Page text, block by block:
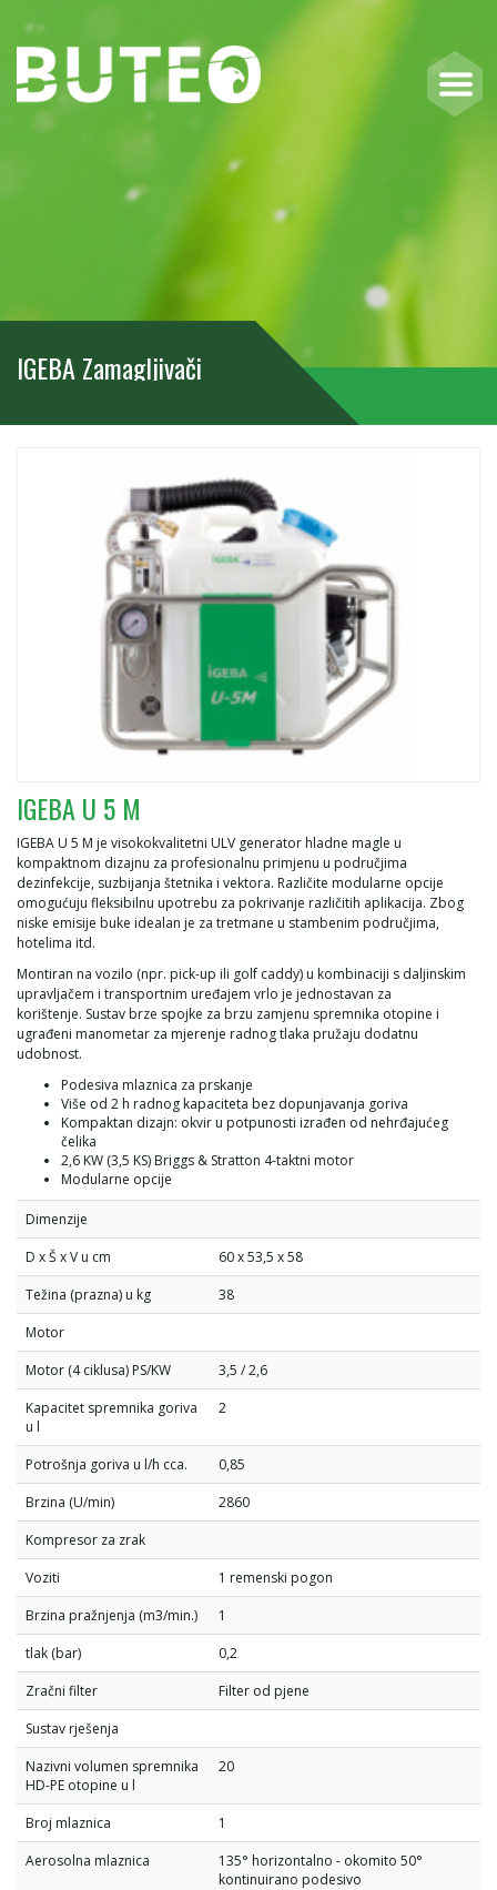
IGEBA Zamagljivači
IGEBA U 5 M
IGEBA U 5 M je visokokvalitetni ULV generator hladne magle u
kompaktnom dizajnu za profesionalnu primjenu u područjima
dezinfekcije, suzbijanja štetnika i vektora. Različite modularne opcije
omogućuju fleksibilnu upotrebu za pokrivanje različitih aplikacija. Zbog
niske emisije buke idealan je za tretmane u stambenim područjima,
hotelima itd.
Montiran na vozilo (npr. pick-up ili golf caddy) u kombinaciji s daljinskim
upravljačem i transportnim uređajem vrlo je jednostavan za
korištenje. Sustav brze spojke za brzu zamjenu spremnika otopine i
ugrađeni manometar za mjerenje radnog tlaka pružaju dodatnu
udobnost.
Podesiva mlaznica za prskanje
Više od 2 h radnog kapaciteta bez dopunjavanja goriva
Kompaktan dizajn: okvir u potpunosti izrađen od nehrđajućeg
čelika
2,6 KW (3,5 KS) Briggs & Stratton 4-taktni motor
Modularne opcije
Dimenzije
D x Š x V u cm
60 x 53,5 x 58
Težina (prazna) u kg
38
Motor
Motor (4 ciklusa) PS/KW
3,5 / 2,6
Kapacitet spremnika goriva
u l
2
Potrošnja goriva u l/h cca.
0,85
Brzina (U/min)
2860
Kompresor za zrak
Voziti
1 remenski pogon
Brzina pražnjenja (m3/min.)
1
tlak (bar)
0,2
Zračni filter
Filter od pjene
Sustav rješenja
Nazivni volumen spremnika
HD-PE otopine u l
20
Broj mlaznica
1
Aerosolna mlaznica
135° horizontalno - okomito 50°
kontinuirano podesivo